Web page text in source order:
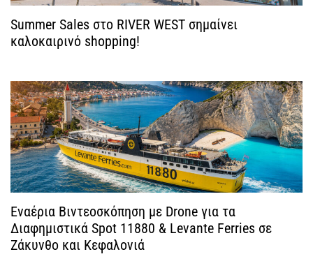
η
ά
ρ
θ
ρ
ω
ν
Summer Sales στο RIVER WEST σημαίνει
καλοκαιρινό shopping!
Εναέρια Βιντεοσκόπηση με Drone για τα
Διαφημιστικά Spot 11880 & Levante Ferries σε
Ζάκυνθο και Κεφαλονιά